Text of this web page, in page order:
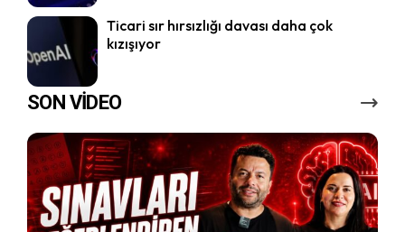
Ticari sır hırsızlığı davası daha çok
kızışıyor
SON VİDEO